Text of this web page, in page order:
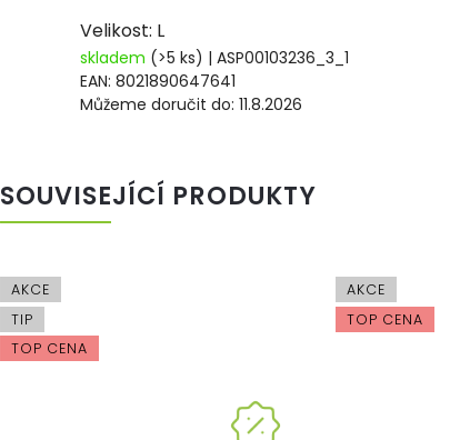
Velikost: L
skladem (>5 ks) | ASP00103236_3_1
EAN: 8021890647641
Můžeme doručit do: 11.8.2026
SOUVISEJÍCÍ PRODUKTY
AKCE
TIP
TOP CENA
AKCE
TOP CENA